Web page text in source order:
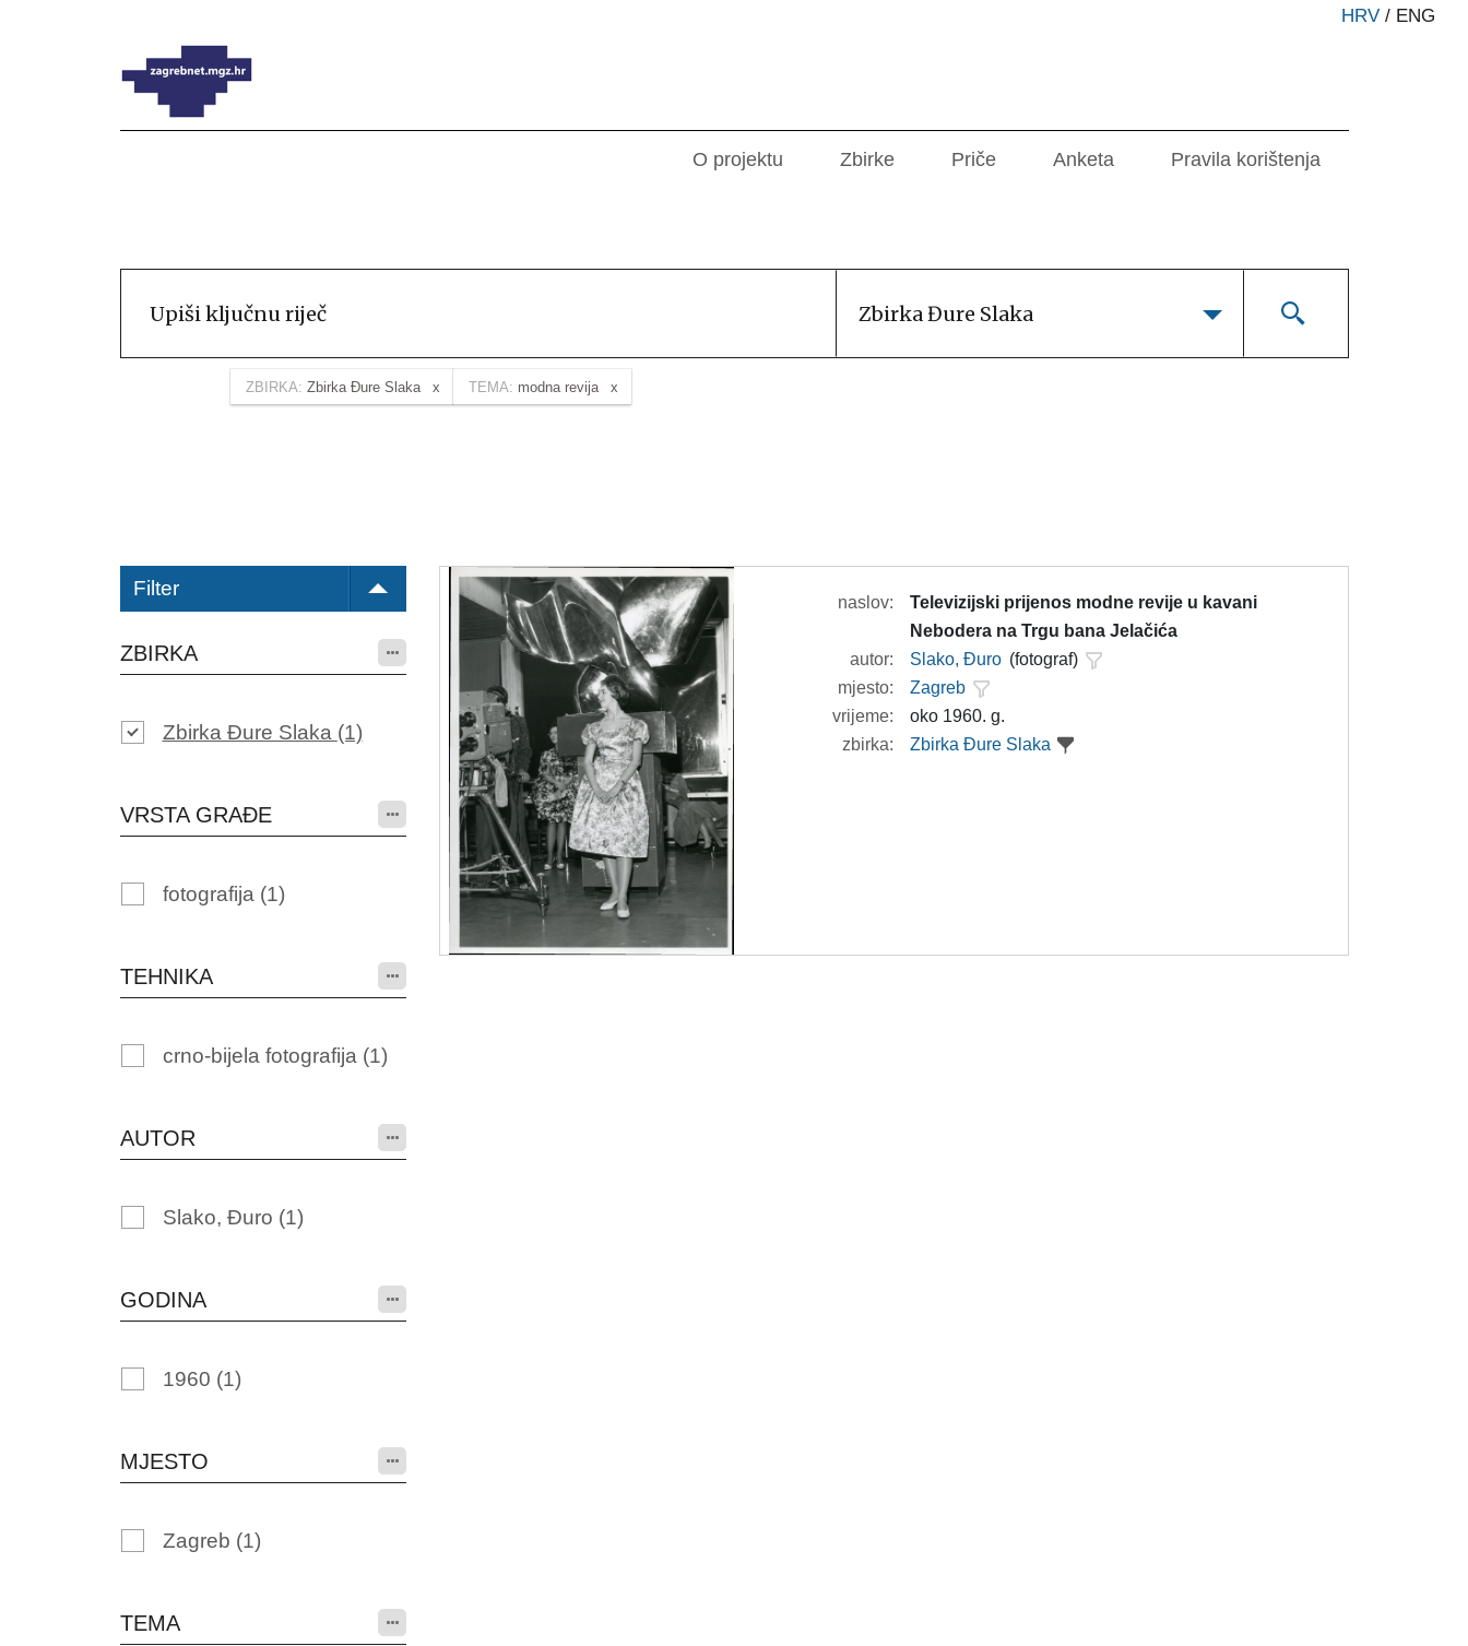
HRV / ENG
O projektu Zbirke Priče Anketa Pravila korištenja
Zbirka Đure Slaka
ZBIRKA: Zbirka Đure Slaka TEMA: modna revija
Filter
ZBIRKA
Zbirka Đure Slaka (1)
VRSTA GRAĐE
fotografija (1)
TEHNIKA
crno-bijela fotografija (1)
AUTOR
Slako, Đuro (1)
GODINA
1960 (1)
MJESTO
Zagreb (1)
TEMA
naslov:
Televizijski prijenos modne revije u kavani
Nebodera na Trgu bana Jelačića
autor:
Slako, Đuro (fotograf)
mjesto:
Zagreb
vrijeme:
oko 1960. g.
zbirka:
Zbirka Đure Slaka